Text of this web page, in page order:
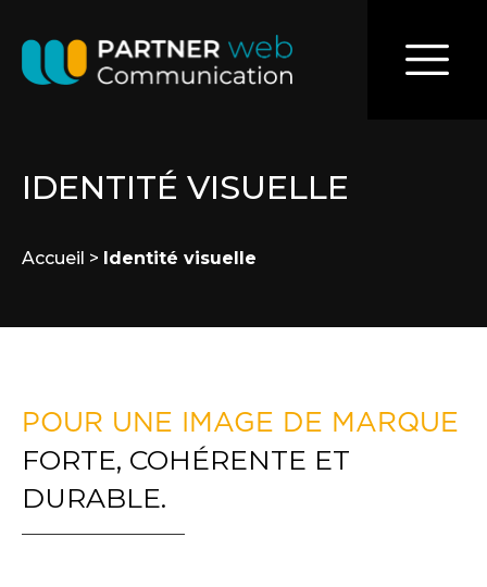
IDENTITÉ VISUELLE
Accueil > Identité visuelle
POUR UNE IMAGE DE MARQUE
FORTE, COHÉRENTE ET
DURABLE.